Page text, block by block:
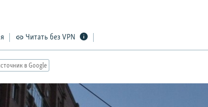
Читать без VPN
в Google